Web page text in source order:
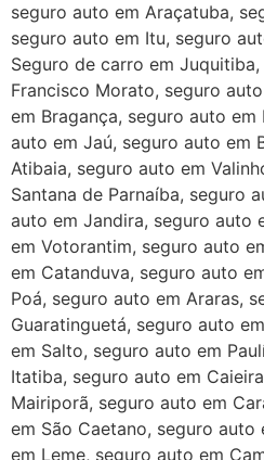
seguro auto em Araçatuba,
seguro auto em Itu, seguro
Seguro de carro em
Francisco Morato, seguro
em Bragança, seguro auto em
auto em Jaú, seguro auto em
Atibaia, seguro auto em
Santana de Parnaíba, seguro
auto em Jandira, seguro auto
em Votorantim, seguro auto
em Catanduva, seguro auto
Poá, seguro auto em Araras,
Guaratinguetá, seguro auto
em Salto, seguro auto em
Itatiba, seguro auto em
Mairiporã, seguro auto em
em São Caetano, seguro auto
em Leme, seguro auto em